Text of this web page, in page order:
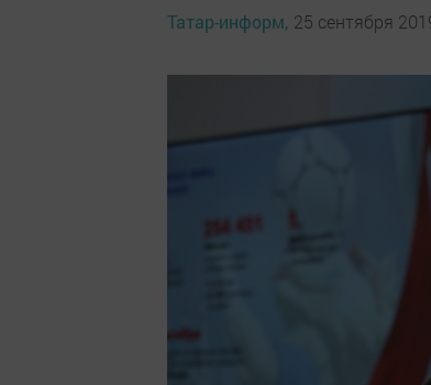
Татар-информ, 25 сентября